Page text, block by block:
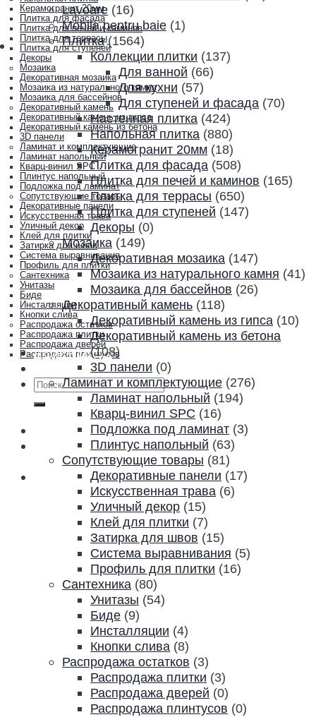
Керамогранит 20мм
Плитка для фасада
Плитка для печей и каминов
Плитка для террасы
Плитка для ступеней
Декоры
Мозаика
Декоративная мозаика
Мозаика из натурального камня
Мозаика для бассейнов
Декоративный камень
Декоративный камень из гипса
Декоративный камень из бетона
3D панели
Ламинат и комплектующие
Ламинат напольный
Кварц-винил SPC
Плинтус напольный
Подложка под ламинат
Сопутствующие товары
Декоративные панели
Искусственная трава
Уличный декор
Клей для плитки
Затирка для швов
Система выравнивания
Профиль для плитки
Сантехника
Унитазы
Биде
Инсталляции
Кнопки слива
Распродажа остатков
Распродажа плитки
Распродажа дверей
Распродажа плинтусов
Акции и скидки
Контакты
Искать:
Lavoare (16)
Mobila pentru baie (1)
Плитка (1564)
Коллекции плитки (137)
Для ванной (66)
Для кухни (57)
Для ступеней и фасада (70)
Настенная плитка (424)
Напольная плитка (880)
Керамогранит 20мм (18)
Плитка для фасада (508)
Плитка для печей и каминов (165)
Плитка для террасы (650)
Плитка для ступеней (147)
Декоры (0)
Мозаика (149)
Декоративная мозаика (147)
Мозаика из натурального камня (41)
Мозаика для бассейнов (26)
Декоративный камень (118)
Декоративный камень из гипса (10)
Декоративный камень из бетона
(108)
3D панели (0)
Ламинат и комплектующие (276)
Ламинат напольный (194)
Кварц-винил SPC (16)
Подложка под ламинат (3)
Плинтус напольный (63)
Сопутствующие товары (81)
Декоративные панели (17)
Искусственная трава (6)
Уличный декор (15)
Клей для плитки (7)
Затирка для швов (15)
Система выравнивания (5)
Профиль для плитки (16)
Сантехника (80)
Унитазы (54)
Биде (9)
Инсталляции (4)
Кнопки слива (8)
Распродажа остатков (3)
Распродажа плитки (3)
Распродажа дверей (0)
Распродажа плинтусов (0)